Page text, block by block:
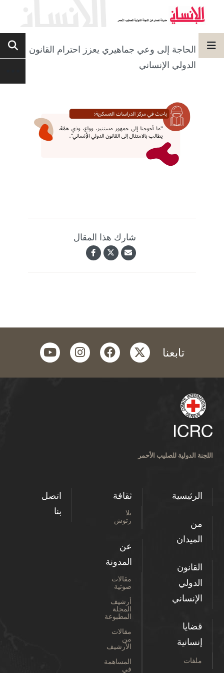
الحاجة إلى وعي جماهيري يعزز احترام القانون
الدولي الإنساني
شارك هذا المقال
تابعنا twitter
facebook
instagram
youtube
اللجنة الدولية للصليب الأحمر
الرئيسية
من
الميدان
القانون
الدولي
الإنساني
قضايا
إنسانية
ملفات
ثقافة
بلا
رتوش
عن
المدونة
مقالات
صوتية
أرشيف
المجلة
المطبوعة
مقالات
من
الأرشيف
المساهمة
في
اتصل
بنا